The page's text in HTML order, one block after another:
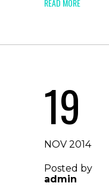
READ MORE
19
NOV 2014
Posted by
admin